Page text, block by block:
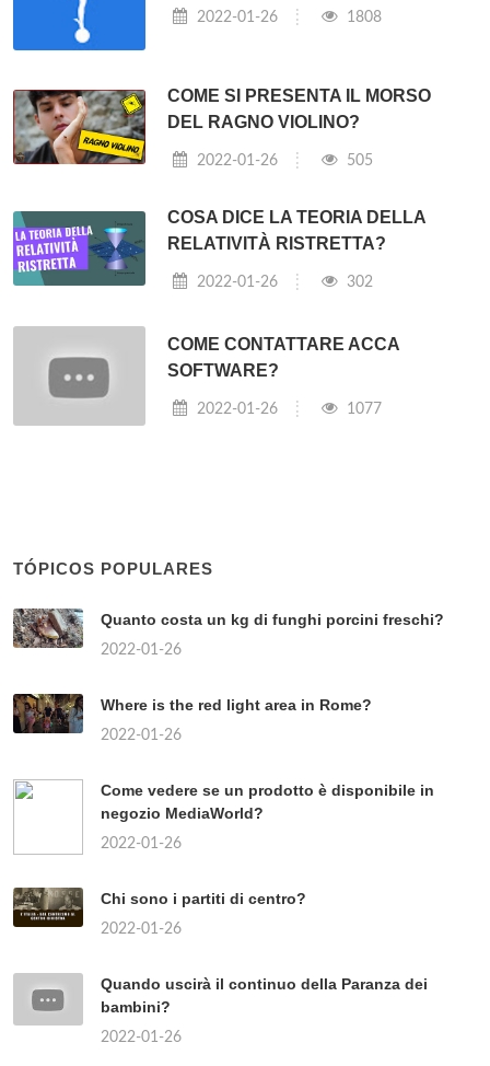
2022-01-26 1808
COME SI PRESENTA IL MORSO
DEL RAGNO VIOLINO?
2022-01-26 505
COSA DICE LA TEORIA DELLA
RELATIVITÀ RISTRETTA?
2022-01-26 302
COME CONTATTARE ACCA
SOFTWARE?
2022-01-26 1077
TÓPICOS POPULARES
Quanto costa un kg di funghi porcini freschi?
2022-01-26
Where is the red light area in Rome?
2022-01-26
Come vedere se un prodotto è disponibile in
negozio MediaWorld?
2022-01-26
Chi sono i partiti di centro?
2022-01-26
Quando uscirà il continuo della Paranza dei
bambini?
2022-01-26